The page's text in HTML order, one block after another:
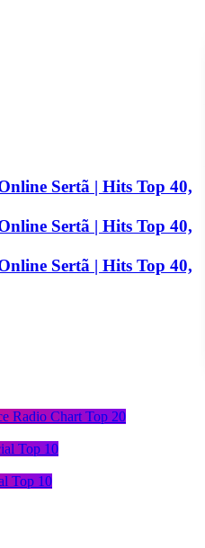
Radio Chart Top 20
Top 10
Top 10